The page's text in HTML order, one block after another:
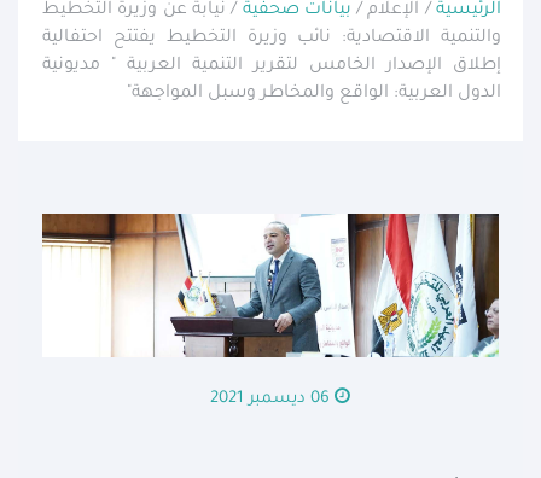
الرئيسية/ الإعلام / بيانات صحفية / نيابة عن وزيرة التخطيط
والتنمية الاقتصادية: نائب وزيرة التخطيط يفتتح احتفالية
إطلاق الإصدار الخامس لتقرير التنمية العربية " مديونية
الدول العربية: الواقع والمخاطر وسبل المواجهة"
06 ديسمبر 2021